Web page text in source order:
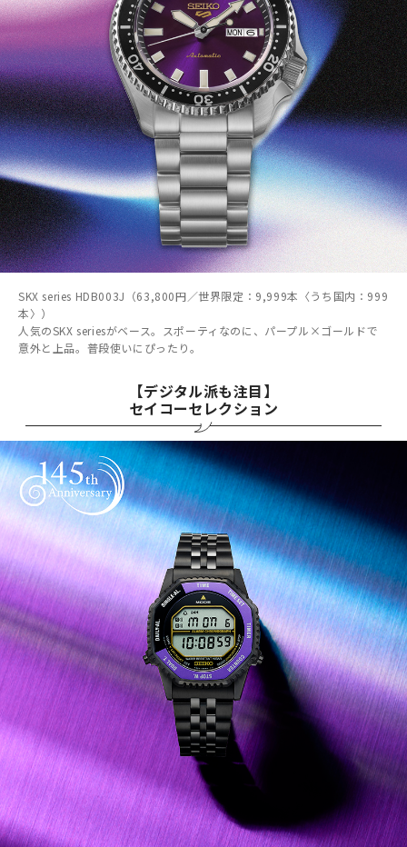
SKX series HDB003J（63,800円／世界限定：9,999本〈うち国内：999
本〉）
人気のSKX seriesがベース。スポーティなのに、パープル×ゴールドで
意外と上品。普段使いにぴったり。
【デジタル派も注目】
セイコーセレクション